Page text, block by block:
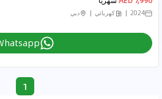
2024 كهربائي دبي
1